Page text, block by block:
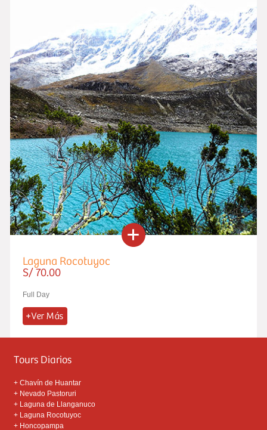
Laguna Rocotuyoc
S/ 70.00
Full Day
Tours Diarios
+ Chavín de Huantar
+ Nevado Pastoruri
+ Laguna de Llanganuco
+ Laguna Rocotuyoc
+ Honcopampa